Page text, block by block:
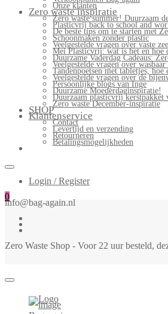
Onze klanten
Zero waste inspiratie
Zero waste summer! Duurzaam
Plasticvrij back to school and
De beste tips om te starten met
Schoonmaken zonder plastic
Veelgestelde vragen over vaste
Mei Plasticvrij: wat is het en hoe
Duurzame Vaderdag Cadeaus:
Veelgestelde vragen over
Tandenpoetsen met tabletjes, hoe
Veelgestelde vragen over de
Persoonlijke blogs van Inge
Duurzame Moederdaginspiratie!
Duurzaam plasticvrij kerstpakket
Zero waste December-inspiratie
SHOP
Klantenservice
Contact
Levertijd en verzending
Retourneren
Betalingsmogelijkheden
Login / Register
0
info@bag-again.nl
Zero Waste Shop - Voor 22 uur besteld,